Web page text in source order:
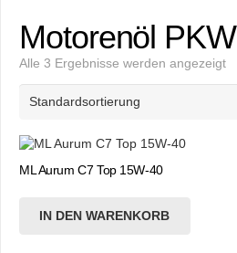
Motorenöl PKW
Alle 3 Ergebnisse werden angezeigt
ML Aurum C7 Top 15W-40
IN DEN WARENKORB